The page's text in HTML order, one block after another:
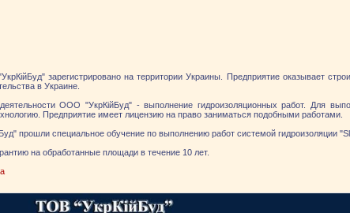
зарегистрировано на территории Украины. Предприятие оказывает
в Украине.
ООО "УкрКійБуд" - выполнение гидроизоляционных работ. Для
Предприятие имеет лицензию на право заниматься подобными работами.
прошли специальное обучение по выполнению работ системой гидроизоляции
на обработанные площади в течение 10 лет.